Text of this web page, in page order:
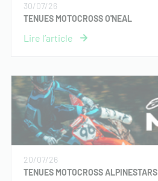
30/07/26
TENUES MOTOCROSS O'NEAL
20/07/26
TENUES MOTOCROSS ALPINESTARS